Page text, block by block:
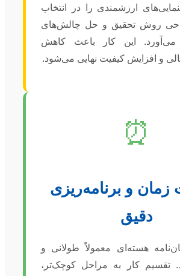
ارزشمندی را در انتخاب
روش تحقیق و حل چالش‌های
می‌آورد. این کار باعث کاهش
و افزایش کیفیت نهایی می‌شود.
⏰
زمان و برنامه‌ریزی
دقیق
هسته‌ای معمولاً طولانی و
تقسیم کار به مراحل کوچک‌تر،